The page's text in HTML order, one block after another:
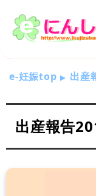
e-妊娠top 出産
出産報告